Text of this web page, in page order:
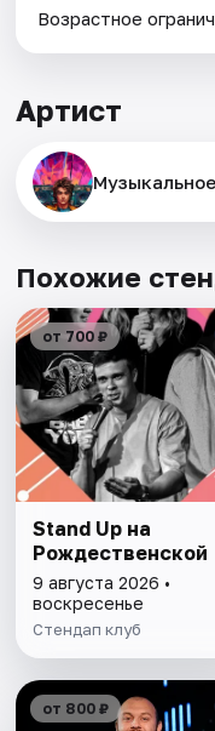
Возрастное
Артист
Похожие
от 700 ₽
Stand Up на
Рождественской
9 августа 2026 •
воскресенье
Стендап клуб
от 800 ₽